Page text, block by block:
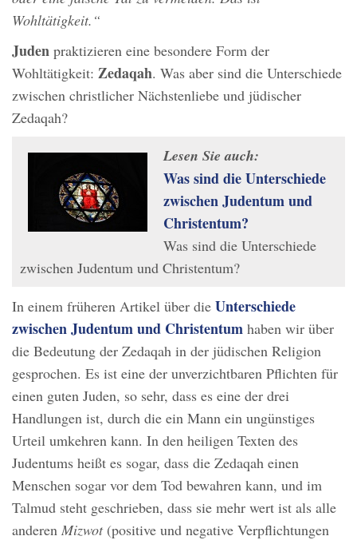
Wohltätigkeit.“
Juden praktizieren eine besondere Form der
Wohltätigkeit: Zedaqah. Was aber sind die Unterschiede
zwischen christlicher Nächstenliebe und jüdischer
Zedaqah?
Lesen Sie auch:
Was sind die Unterschiede
zwischen Judentum und
Christentum?
Was sind die Unterschiede
zwischen Judentum und Christentum?
In einem früheren Artikel über die Unterschiede
zwischen Judentum und Christentum haben wir über
die Bedeutung der Zedaqah in der jüdischen Religion
gesprochen. Es ist eine der unverzichtbaren Pflichten für
einen guten Juden, so sehr, dass es eine der drei
Handlungen ist, durch die ein Mann ein ungünstiges
Urteil umkehren kann. In den heiligen Texten des
Judentums heißt es sogar, dass die Zedaqah einen
Menschen sogar vor dem Tod bewahren kann, und im
Talmud steht geschrieben, dass sie mehr wert ist als alle
anderen Mizwot(positive und negative Verpflichtungen